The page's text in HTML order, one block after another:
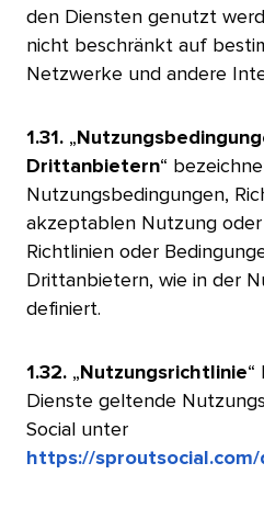
den Diensten genutzt
nicht beschränkt auf
Netzwerke und andere
1.31. „
Drittanbietern“
Nutzungsbedingungen,
akzeptablen Nutzung oder
Richtlinien oder
Drittanbietern, wie in der
definiert.​​
1.32. „ Nutzungsrichtlinie“
Dienste geltende
Social unter
https://